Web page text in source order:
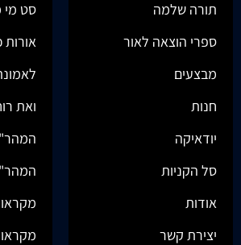
תורה שלמה
ספרי הוצאה לאור
מבצעים
חנות
יודאיקה
סל הקניות
אודות
יצירת קשר
סט מי
אורות
ואת